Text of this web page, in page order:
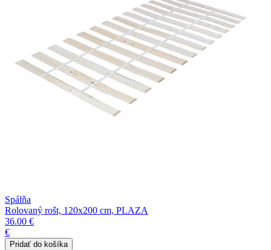
Spálňa
Rolovaný rošt, 120x200 cm, PLAZA
36.00 €
€